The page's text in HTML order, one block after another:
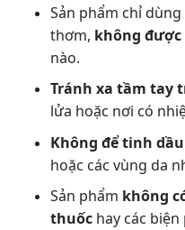
Sản phẩm chỉ
thơm, không được
nào.
Tránh xa tầm tay
lửa hoặc nơi có
Không để tinh
hoặc các vùng da
Sản phẩm không
thuốchay các biện